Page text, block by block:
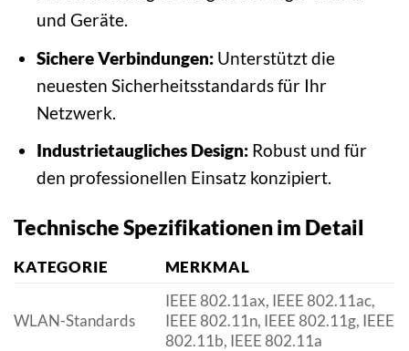
und Geräte.
Sichere Verbindungen:Unterstützt die
neuesten Sicherheitsstandards für Ihr
Netzwerk.
Industrietaugliches Design:Robust und für
den professionellen Einsatz konzipiert.
Technische Spezifikationen im Detail
KATEGORIE MERKMAL
WLAN-Standards
IEEE 802.11ax, IEEE 802.11ac,
IEEE 802.11n, IEEE 802.11g, IEEE
802.11b, IEEE 802.11a